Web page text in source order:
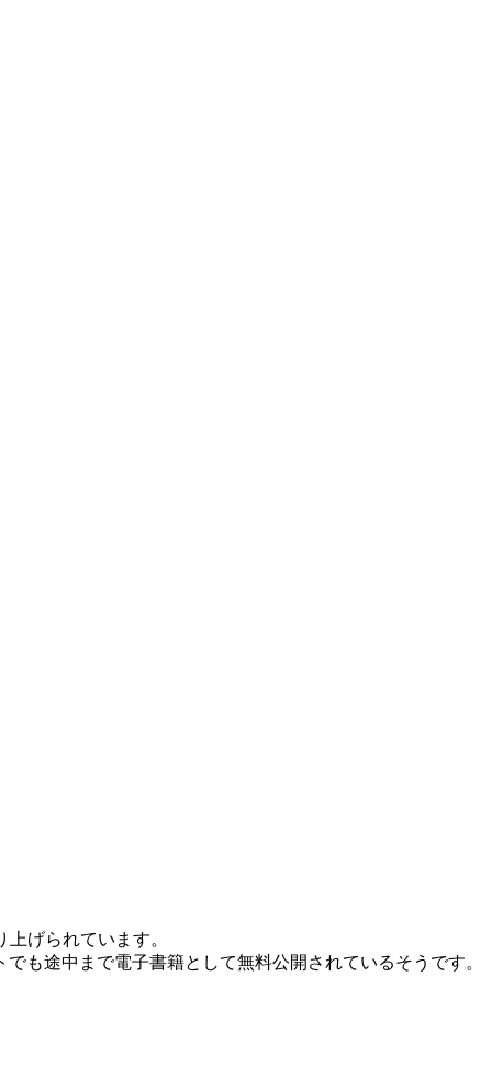
げられています。
も途中まで電子書籍として無料公開されているそうです。